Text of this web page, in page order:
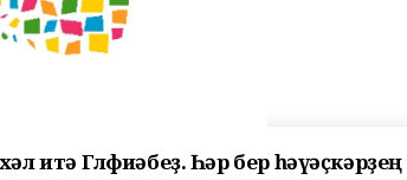
итә Гөлфиәбеҙ. Һәр бер һәүәҫкәрҙең